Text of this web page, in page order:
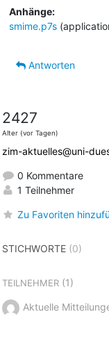
Anhänge:
smime.p7s
Antworten
2427
Alter (vor Tagen)
zim-aktuelles@uni-
0 Kommentare
1 Teilnehmer
Zu Favoriten
STICHWORTE(0)
TEILNEHMER(1)
Aktuelle